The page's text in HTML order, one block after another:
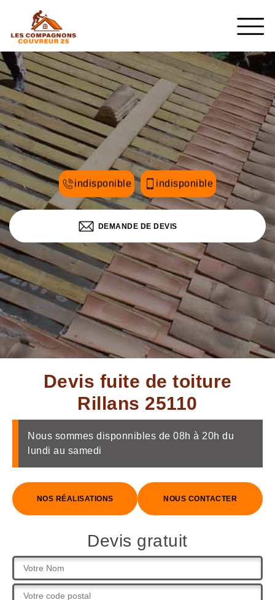
indisponible indisponible
DEMANDE DE DEVIS
Devis fuite de toiture
Rillans 25110
Nous sommes disponnibles de 08h à 20h du
lundi au samedi
NOS RÉALISATIONS NOUS CONTACTER
Devis gratuit